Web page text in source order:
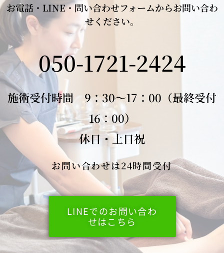
お電話・LINE・問い合わせフォームからお問い合わ
せください。
050-1721-2424
施術受付時間 9：30～17：00（最終受付
16：00）
休日・土日祝
お問い合わせは24時間受付
LINEでのお問い合わ
せはこちら